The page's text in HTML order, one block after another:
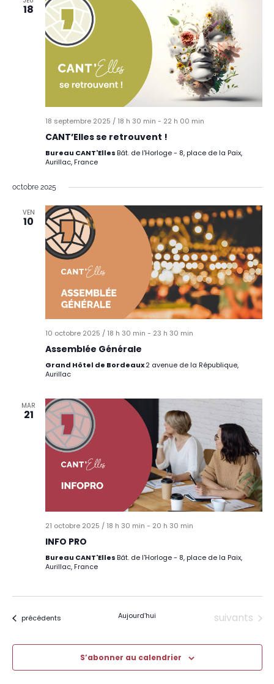
18
18 septembre 2025 / 18 h 30 min - 22 h 00 min
CANT’Elles se retrouvent !
Bureau CANT'Elles Bât. de l'Horloge - 8, place de la Paix,
Aurillac, France
octobre 2025
VEN
10
10 octobre 2025 / 18 h 30 min - 23 h 30 min
Assemblée Générale
Grand Hôtel de Bordeaux2 avenue de la République,
Aurillac
MAR
21
21 octobre 2025 / 18 h 30 min - 20 h 30 min
INFO PRO
Bureau CANT'Elles Bât. de l'Horloge - 8, place de la Paix,
Aurillac, France
Évènements
précédents Aujourd’hui Évènements
suivants
S’abonner au calendrier